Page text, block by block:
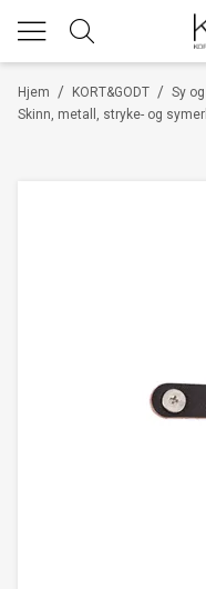
/
Hjem /
KORT&GODT Sy
Skinn, metall, stryke- og